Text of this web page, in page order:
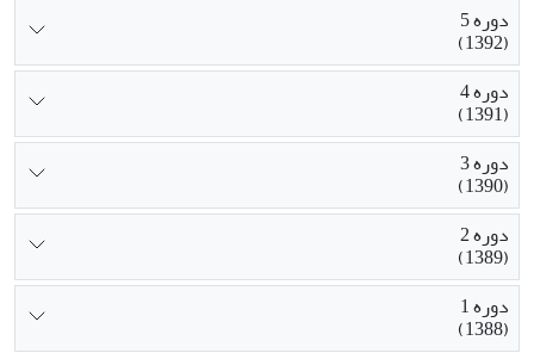
دوره 5
(1392)
دوره 4
(1391)
دوره 3
(1390)
دوره 2
(1389)
دوره 1
(1388)